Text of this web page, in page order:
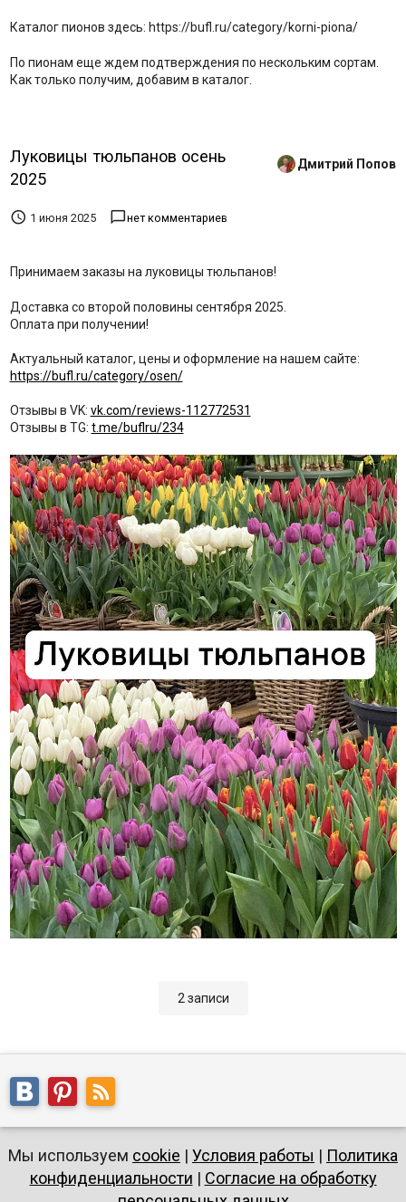
Каталог пионов здесь: https://bufl.ru/category/korni-piona/
По пионам еще ждем подтверждения по нескольким сортам.
Как только получим, добавим в каталог.
Луковицы тюльпанов осень
2025
Дмитрий Попов
 1 июня 2025 нет комментариев
Принимаем заказы на луковицы тюльпанов!
Доставка со второй половины сентября 2025.
Оплата при получении!
Актуальный каталог, цены и оформление на нашем сайте:
https://bufl.ru/category/osen/
Отзывы в VK: vk.com/reviews-112772531
Отзывы в TG: t.me/buflru/234
2 записи
Мы используем cookie | Условия работы | Политика
конфиденциальности | Согласие на обработку